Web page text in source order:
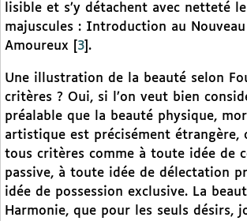
lisible et s’y détachent avec netteté
majuscules : Introduction au
Amoureux
3 .
Une illustration de la beauté selon
critères ? Oui, si l’on veut bien
préalable que la beauté physique,
artistique est précisément étrangère,
tous critères comme à toute idée de
passive, à toute idée de délectation
idée de possession exclusive. La
Harmonie, que pour les seuls désirs,